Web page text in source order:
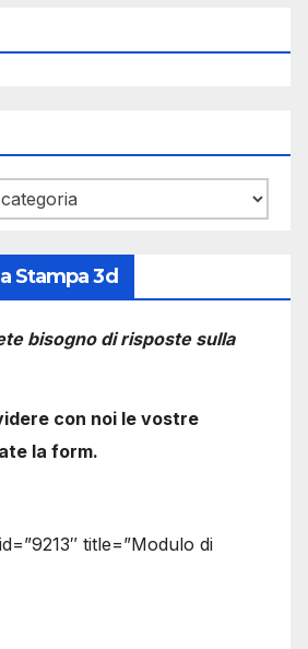
Stampa 3d
bisogno di risposte sulla
con noi le vostre
la form.
title=”Modulo di